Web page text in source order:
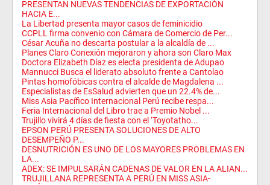
PRESENTAN NUEVAS TENDENCIAS DE EXPORTACIÓN
HACIA E...
La Libertad presenta mayor casos de feminicidio
CCPLL firma convenio con Cámara de Comercio de Per...
César Acuña no descarta postular a la alcaldía de ...
Planes Claro Conexión mejoraron y ahora son Claro Max
Doctora Elizabeth Díaz es electa presidenta de Adupao
Mannucci Busca el liderato absoluto frente a Cantolao
Pintas homofóbicas contra el alcalde de Magdalena ...
Especialistas de EsSalud advierten que un 22.4% de...
Miss Asia Pacífico Internacional Perú recibe respa...
Feria Internacional del Libro trae a Premio Nobel ...
Trujillo vivirá 4 días de fiesta con el ‘Toyotatho...
EPSON PERÚ PRESENTA SOLUCIONES DE ALTO
DESEMPEÑO P...
DESNUTRICIÓN ES UNO DE LOS MAYORES PROBLEMAS EN
LA...
ADEX: SE IMPULSARÁN CADENAS DE VALOR EN LA ALIAN...
TRUJILLANA REPRESENTA A PERÚ EN MISS ASIA-